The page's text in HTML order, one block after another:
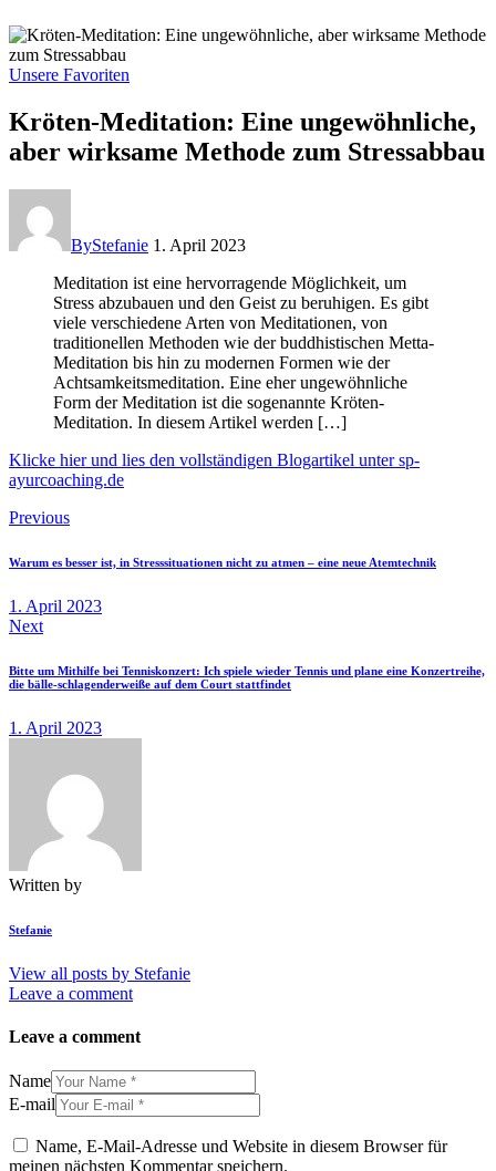
Unsere Favoriten
Kröten-Meditation: Eine ungewöhnliche,
aber wirksame Methode zum Stressabbau
ByStefanie 1. April 2023
Meditation ist eine hervorragende Möglichkeit, um
Stress abzubauen und den Geist zu beruhigen. Es gibt
viele verschiedene Arten von Meditationen, von
traditionellen Methoden wie der buddhistischen Metta-
Meditation bis hin zu modernen Formen wie der
Achtsamkeitsmeditation. Eine eher ungewöhnliche
Form der Meditation ist die sogenannte Kröten-
Meditation. In diesem Artikel werden […]
Klicke hier und lies den vollständigen Blogartikel unter sp-
ayurcoaching.de
Beitragsnavigation
Previous
Warum es besser ist, in Stresssituationen nicht zu atmen – eine neue Atemtechnik
1. April 2023
Next
Bitte um Mithilfe bei Tenniskonzert: Ich spiele wieder Tennis und plane eine Konzertreihe,
die bälle-schlagenderweiße auf dem Court stattfindet
1. April 2023
Written by
Stefanie
View all posts by Stefanie
Leave a comment
Leave a comment
Name
E-mail
Name, E-Mail-Adresse und Website in diesem Browser für
meinen nächsten Kommentar speichern.